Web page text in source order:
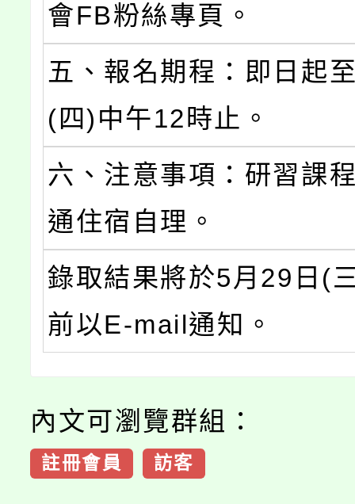
會FB粉絲專頁。
五、報名期程：即日起
(四)中午12時止。
六、注意事項：研習課
通住宿自理。
錄取結果將於5月29日(
前以E-mail通知。
內文可瀏覽群組：
註冊會員 訪客